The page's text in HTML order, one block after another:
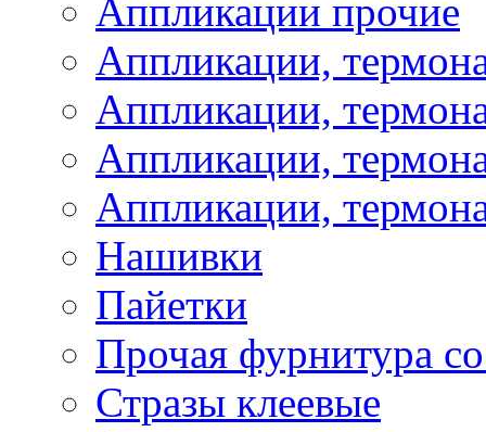
Аппликации прочие
Аппликации,
Аппликации,
Аппликации,
Аппликации,
Нашивки
Пайетки
Прочая фурнитура
Стразы клеевые